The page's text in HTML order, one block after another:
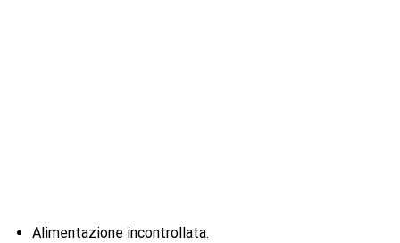
Alimentazione incontrollata.